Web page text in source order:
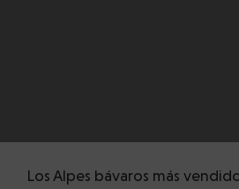
Los Alpes bávaros más